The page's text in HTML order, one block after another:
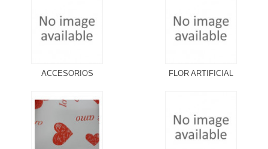
ACCESORIOS FLOR ARTIFICIAL